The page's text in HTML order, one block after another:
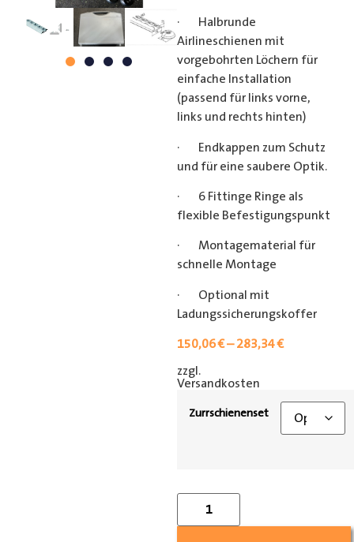
· Halbrunde
Airlineschienen mit
vorgebohrten Löchern für
einfache Installation
(passend für links vorne,
links und rechts hinten)
· Endkappen zum Schutz
und für eine saubere Optik.
· 6 Fittinge Ringe als
flexible Befestigungspunkt
· Montagematerial für
schnelle Montage
· Optional mit
Ladungssicherungskoffer
150,06€–283,34€
zzgl.
Versandkosten
Zurrschienenset